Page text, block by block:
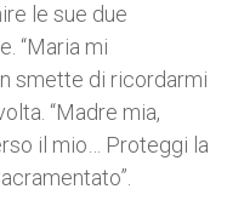
le sue due
“Maria mi
smette di ricordarmi
“Madre mia,
il mio… Proteggi la